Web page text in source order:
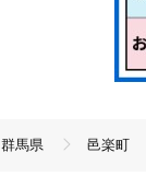
群馬県 邑楽町